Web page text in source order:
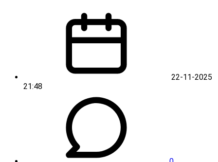
22-11-2025
21:48